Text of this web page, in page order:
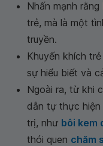
Nhấn mạnh rằng
trẻ, mà là một
truyền.
Khuyến khích
sự hiểu biết và
Ngoài ra, từ khi
dẫn tự thực hiện
trị, như bôi kem
thói quen chăm